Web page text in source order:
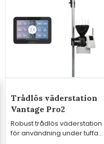
Trådlös väderstation
Vantage Pro2
Robust trådlös väderstation
för användning under tuffa